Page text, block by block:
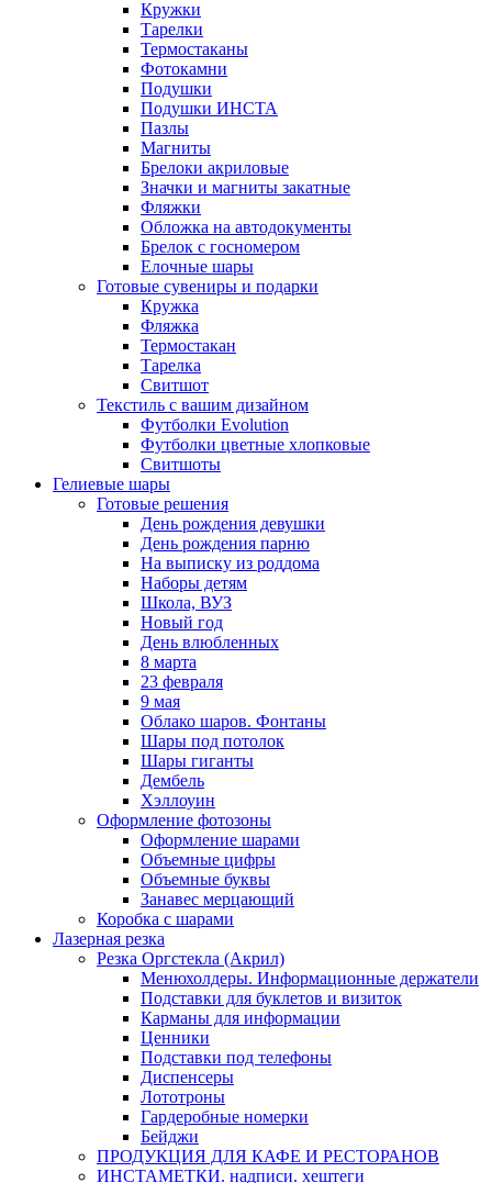
Кружки
Тарелки
Термостаканы
Фотокамни
Подушки
Подушки ИНСТА
Пазлы
Магниты
Брелоки акриловые
Значки и магниты закатные
Фляжки
Обложка на автодокументы
Брелок с госномером
Елочные шары
Готовые сувениры и подарки
Кружка
Фляжка
Термостакан
Тарелка
Свитшот
Текстиль с вашим дизайном
Футболки Evolution
Футболки цветные хлопковые
Свитшоты
Гелиевые шары
Готовые решения
День рождения девушки
День рождения парню
На выписку из роддома
Наборы детям
Школа, ВУЗ
Новый год
День влюбленных
8 марта
23 февраля
9 мая
Облако шаров. Фонтаны
Шары под потолок
Шары гиганты
Дембель
Хэллоуин
Оформление фотозоны
Оформление шарами
Объемные цифры
Объемные буквы
Занавес мерцающий
Коробка с шарами
Лазерная резка
Резка Оргстекла (Акрил)
Менюхолдеры. Информационные держатели
Подставки для буклетов и визиток
Карманы для информации
Ценники
Подставки под телефоны
Диспенсеры
Лототроны
Гардеробные номерки
Бейджи
ПРОДУКЦИЯ ДЛЯ КАФЕ И РЕСТОРАНОВ
ИНСТАМЕТКИ. надписи. хештеги